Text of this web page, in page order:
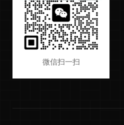
微信扫一扫